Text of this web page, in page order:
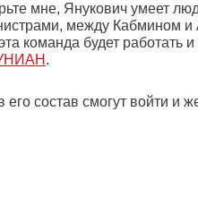
мне, Янукович умеет
между Кабмином
команда будет работать и
.
состав смогут войти и